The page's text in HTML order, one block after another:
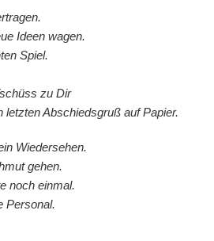
Ideen wagen.
Spiel.
zu Dir
letzten Abschiedsgruß auf Papier.
Wiedersehen.
gehen.
noch einmal.
Personal.